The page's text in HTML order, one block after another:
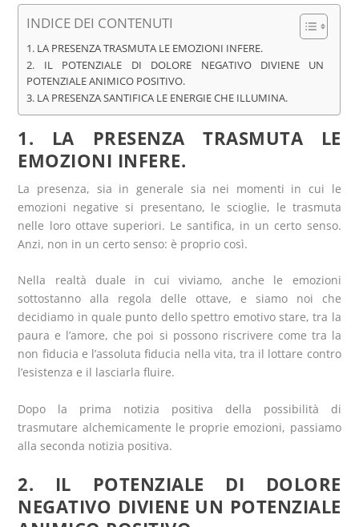
INDICE DEI CONTENUTI
1. LA PRESENZA TRASMUTA LE EMOZIONI INFERE.
2. IL POTENZIALE DI DOLORE NEGATIVO DIVIENE UN
POTENZIALE ANIMICO POSITIVO.
3. LA PRESENZA SANTIFICA LE ENERGIE CHE ILLUMINA.
1. LA PRESENZA TRASMUTA LE
EMOZIONI INFERE.
La presenza, sia in generale sia nei momenti in cui le
emozioni negative si presentano, le scioglie, le trasmuta
nelle loro ottave superiori. Le santifica, in un certo senso.
Anzi, non in un certo senso: è proprio così.
Nella realtà duale in cui viviamo, anche le emozioni
sottostanno alla regola delle ottave, e siamo noi che
decidiamo in quale punto dello spettro emotivo stare, tra la
paura e l’amore, che poi si possono riscrivere come tra la
non fiducia e l’assoluta fiducia nella vita, tra il lottare contro
l’esistenza e il lasciarla fluire.
Dopo la prima notizia positiva della possibilità di
trasmutare alchemicamente le proprie emozioni, passiamo
alla seconda notizia positiva.
2. IL POTENZIALE DI DOLORE
NEGATIVO DIVIENE UN POTENZIALE